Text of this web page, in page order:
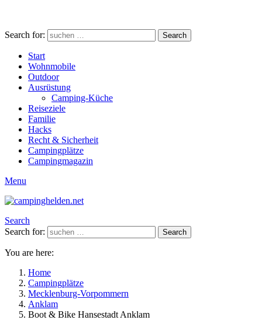
Search for: Search
Start
Wohnmobile
Outdoor
Ausrüstung
Camping-Küche
Reiseziele
Familie
Hacks
Recht & Sicherheit
Campingplätze
Campingmagazin
Menu
Search
Search for:
Search
You are here:
Home
Campingplätze
Mecklenburg-Vorpommern
Anklam
Boot & Bike Hansestadt Anklam